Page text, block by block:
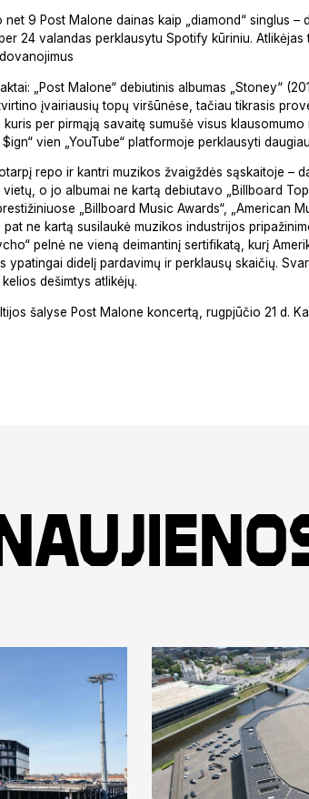
net 9 Post Malone dainas kaip „diamond“ singlus
24 valandas perklausytu Spotify kūriniu.
„Post Malone“ debiutinis albumas „Stoney“
įvairiausių topų viršūnėse, tačiau tikrasis
per pirmąją savaitę sumušė visus
$ign“ vien „YouTube“ platformoje perklausyti
repo ir kantri muzikos žvaigždės sąskaitoje –
vietų, o jo albumai ne kartą debiutavo „Billboard
„Billboard Music Awards“, „American
ne kartą susilaukė muzikos industrijos
pelnė ne vieną deimantinį sertifikatą, kurį
ypatingai didelį pardavimų ir perklausų skaičių.
dešimtys atlikėjų.
šalyse Post Malone koncertą, rugpjūčio 21 d.